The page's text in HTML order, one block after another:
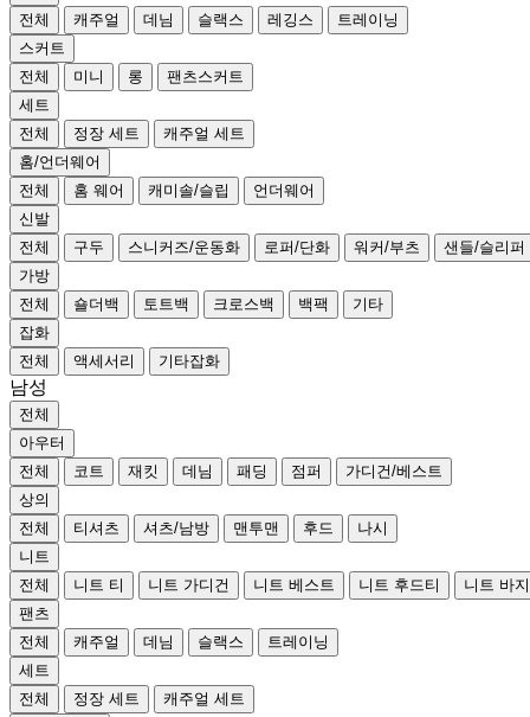
전체
캐주얼 데님 슬랙스 레깅스
트레이닝
스커트
전체
미니 롱
팬츠스커트
세트
전체
정장 세트
캐주얼 세트
홈/언더웨어
전체
홈 웨어 캐미솔/슬립
언더웨어
신발
전체
구두 스니커즈/운동화 로퍼/단화 워커/부츠
샌들/슬리퍼
가방
전체
숄더백 토트백 크로스백 백팩
기타
잡화
전체
액세서리 기타잡화
남성
전체
아우터
전체
코트 재킷 데님 패딩 점퍼
가디건/베스트
상의
전체
티셔츠 셔츠/남방 맨투맨 후드
나시
니트
전체
니트 티 니트 가디건 니트 베스트 니트 후드티
니트 바지
팬츠
전체
캐주얼 데님 슬랙스
트레이닝
세트
전체
정장 세트
캐주얼 세트